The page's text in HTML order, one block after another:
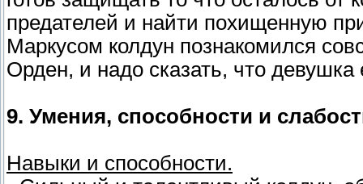
предателей и найти похищенную
Маркусом колдун познакомился
Орден, и надо сказать, что девушка
9. Умения, способности и
Навыки и способности.